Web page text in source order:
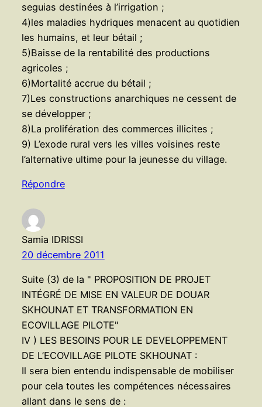
seguias destinées à l’irrigation ;
4)les maladies hydriques menacent au quotidien
les humains, et leur bétail ;
5)Baisse de la rentabilité des productions
agricoles ;
6)Mortalité accrue du bétail ;
7)Les constructions anarchiques ne cessent de
se développer ;
8)La prolifération des commerces illicites ;
9) L’exode rural vers les villes voisines reste
l’alternative ultime pour la jeunesse du village.
Répondre
Samia IDRISSI
20 décembre 2011
Suite (3) de la " PROPOSITION DE PROJET
INTÉGRÉ DE MISE EN VALEUR DE DOUAR
SKHOUNAT ET TRANSFORMATION EN
ECOVILLAGE PILOTE"
IV ) LES BESOINS POUR LE DEVELOPPEMENT
DE L’ECOVILLAGE PILOTE SKHOUNAT :
Il sera bien entendu indispensable de mobiliser
pour cela toutes les compétences nécessaires
allant dans le sens de :